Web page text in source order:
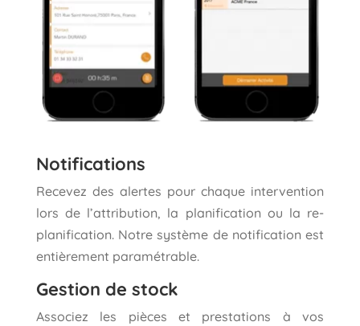
Notifications
Recevez des alertes pour chaque intervention
lors de l’attribution, la planification ou la re-
planification. Notre système de notification est
entièrement paramétrable.
Gestion de stock
Associez les pièces et prestations à vos